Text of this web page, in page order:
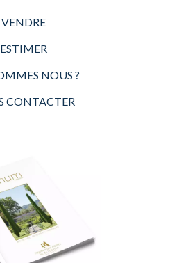
VENDRE
ESTIMER
NOUS ?
CONTACTER